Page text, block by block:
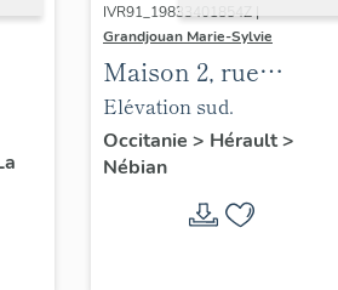
IVR91_19833401854Z |
Grandjouan Marie-Sylvie
Maison 2, rue
Marcelin Berthelot
Elévation sud.
Occitanie > Hérault>
Nébian